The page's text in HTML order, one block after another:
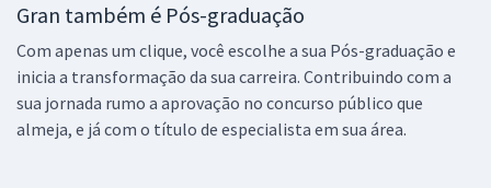
Gran também é Pós-graduação
Com apenas um clique, você escolhe a sua Pós-graduação e
inicia a transformação da sua carreira. Contribuindo com a
sua jornada rumo a aprovação no concurso público que
almeja, e já com o título de especialista em sua área.